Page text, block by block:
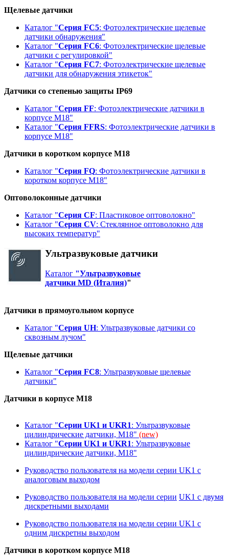
Щелевые датчики
Каталог "Серия FC5: Фотоэлектрические щелевые
датчики обнаружения"
Каталог "Серия FC6: Фотоэлектрические щелевые
датчики с регулировкой"
Каталог "Серия FC7: Фотоэлектрические щелевые
датчики для обнаружения этикеток"
Датчики со степенью защиты IP69
Каталог "Серия FF: Фотоэлектрические датчики в
корпусе М18"
Каталог "Серия FFRS: Фотоэлектрические датчики в
корпусе М18"
Датчики в коротком корпусе М18
Каталог "Серия FQ: Фотоэлектрические датчики в
коротком корпусе М18"
Оптоволоконные датчики
Каталог "Серия CF: Пластиковое оптоволокно"
Каталог "Серия CV: Стеклянное оптоволокно для
высоких температур"
Ультразвуковые датчики
Каталог "Ультразвуковые
датчики MD (Италия)"
Датчики в прямоугольном корпусе
Каталог "Серия UH: Ультразвуковые датчики со
сквозным лучом"
Щелевые датчики
Каталог "Серия FC8: Ультразвуковые щелевые
датчики"
Датчики в корпусе M18
Каталог "Серии UK1 и UKR1: Ультразвуковые
цилиндрические датчики, М18" (new)
Каталог "Серии UK1 и UKR1: Ультразвуковые
цилиндрические датчики, М18"
Руководство пользователя на модели серии UK1 с
аналоговым выходом
Руководство пользователя на модели серии UK1 с двумя
дискретными выходами
Руководство пользователя на модели серии UK1 с
одним дискретны выходом
Датчики в коротком корпусе M18